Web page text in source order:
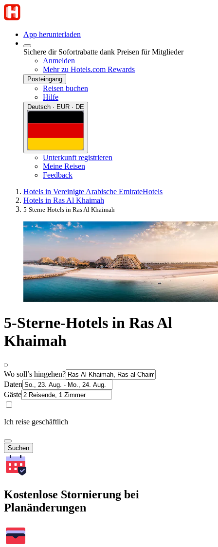
App herunterladen
Sichere dir Sofortrabatte dank Preisen für Mitglieder
Anmelden
Mehr zu Hotels.com Rewards
Posteingang
Reisen buchen
Hilfe
Deutsch · EUR · DE
Unterkunft registrieren
Meine Reisen
Feedback
Hotels in Vereinigte Arabische EmirateHotels
Hotels in Ras Al Khaimah
5-Sterne-Hotels in Ras Al Khaimah
5-Sterne-Hotels in Ras Al
Khaimah
Wo soll’s hingehen?
Daten
Gäste
Ich reise geschäftlich
Suchen
Kostenlose Stornierung bei
Planänderungen